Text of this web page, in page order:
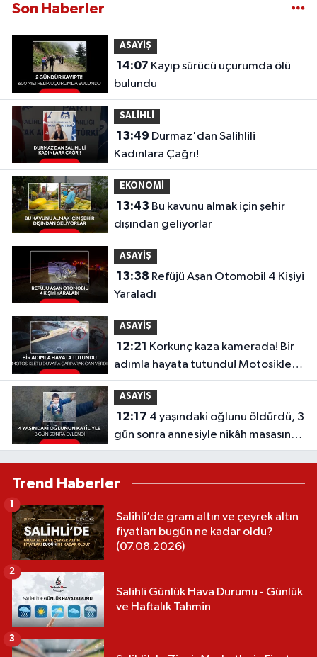
Son Haberler
ASAYİŞ
14:07
bulundu
SALİHLİ
13:49
Kadınlara Çağrı!
EKONOMİ
13:43
dışından geliyorlar
ASAYİŞ
13:38
Yaraladı
ASAYİŞ
12:21
adımla hayata tutundu! Motosikletli
duvara çarparak can verdi
ASAYİŞ
12:17
gün sonra annesiyle nikâh masasına
oturdu!
Trend Haberler
Salihli’de gram altın ve çeyrek altın
fiyatları bugün ne kadar oldu?
(07.08.2026)
1
Salihli Günlük Hava Durumu - Günlük
ve Haftalık Tahmin
2
3